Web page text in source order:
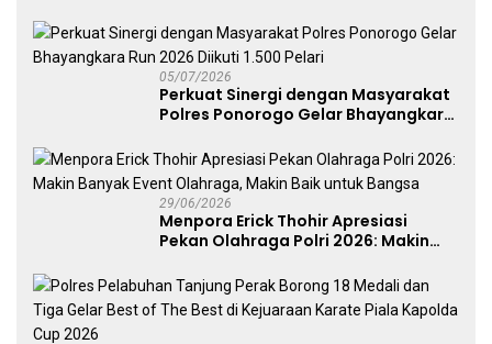
05/07/2026
Perkuat Sinergi dengan Masyarakat
Polres Ponorogo Gelar Bhayangkara
29/06/2026
Menpora Erick Thohir Apresiasi
Pekan Olahraga Polri 2026: Makin
untuk Bangsa